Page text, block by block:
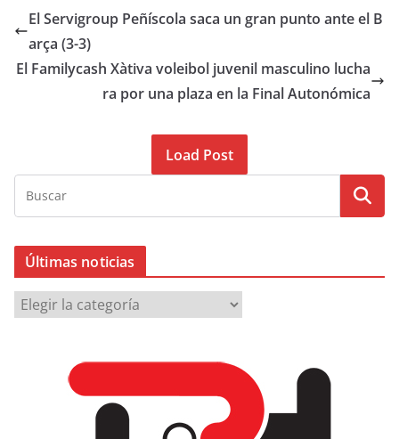
El Servigroup Peñíscola saca un gran punto ante el B
arça (3-3)
El Familycash Xàtiva voleibol juvenil masculino lucha
ra por una plaza en la Final Autonómica
Load Post
Últimas noticias
Ú